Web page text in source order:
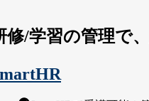
修/学習の管理で